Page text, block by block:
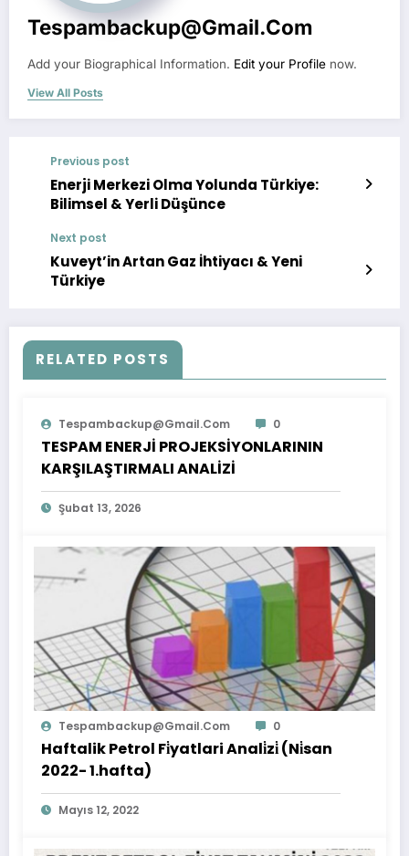
Tespambackup@gmail.com
Add your Biographical Information. Edit your Profile now.
View All Posts
Previous post
Enerji Merkezi Olma Yolunda Türkiye:
Bilimsel & Yerli Düşünce
Next post
Kuveyt’in Artan Gaz İhtiyacı & Yeni
Türkiye
RELATED POSTS
Tespambackup@gmail.com 0
TESPAM ENERJİ PROJEKSİYONLARININ
KARŞILAŞTIRMALI ANALİZİ
Şubat 13, 2026
Tespambackup@gmail.com 0
Haftalik Petrol Fi̇yatlari Anali̇zi̇ (Ni̇san
2022- 1.hafta)
Mayıs 12, 2022